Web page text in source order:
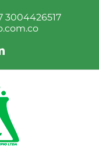
3004426517
LinkedIn